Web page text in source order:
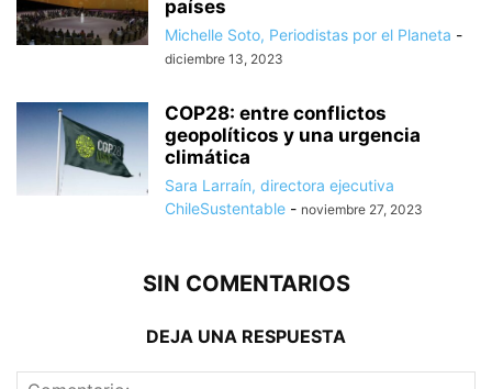
países
Michelle Soto, Periodistas por el Planeta -
diciembre 13, 2023
COP28: entre conflictos
geopolíticos y una urgencia
climática
Sara Larraín, directora ejecutiva
ChileSustentable - noviembre 27, 2023
SIN COMENTARIOS
DEJA UNA RESPUESTA